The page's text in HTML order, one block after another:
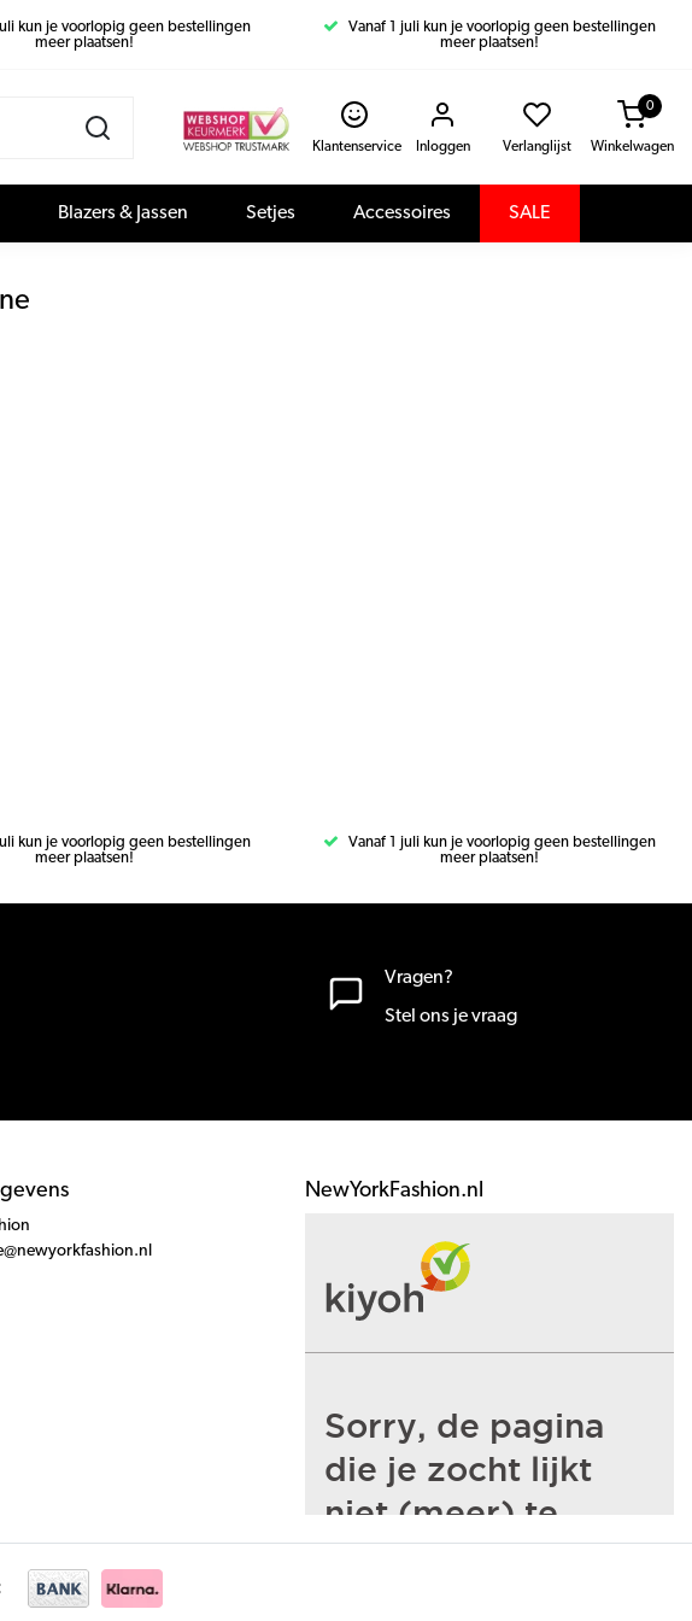
kun je voorlopig geen bestellingen
meer plaatsen!
Vanaf 1 juli kun je voorlopig geen bestellingen
meer plaatsen!
Klantenservice Inloggen Verlanglijst Winkelwagen
0
Blazers & Jassen Setjes Accessoires SALE
kun je voorlopig geen bestellingen
meer plaatsen!
Vanaf 1 juli kun je voorlopig geen bestellingen
meer plaatsen!
Vragen?
Stel ons je vraag
NewYorkFashion.nl